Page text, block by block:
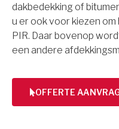
dakbedekking of
u er ook voor kiezen
PIR. Daar bovenop
een andere
OFFERTE